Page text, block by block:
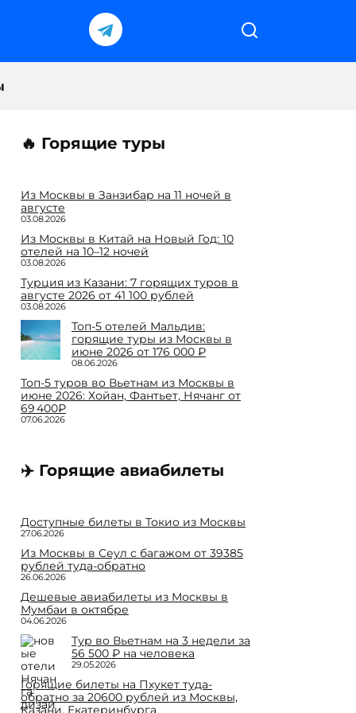
🔥 Горящие туры
Из Москвы в Занзибар на 11 ночей в
августе
03.08.2026
Из Москвы в Китай на Новый Год: 10
отелей на 10–12 ночей
03.08.2026
Турция из Казани: 7 горящих туров в
августе 2026 от 41 100 рублей
03.08.2026
Топ-5 отелей Мальдив:
горящие туры из Москвы в
июне 2026 от 176 000 ₽
08.06.2026
Топ-5 туров во Вьетнам из Москвы в
июне 2026: Хойан, Фантьет, Нячанг от
69 400₽
07.06.2026
✈️ Горящие авиабилеты
Доступные билеты в Токио из Москвы
27.06.2026
Из Москвы в Сеул с багажом от 39385
рублей туда-обратно
26.06.2026
Дешевые авиабилеты из Москвы в
Мумбаи в октябре
04.06.2026
Тур во Вьетнам на 3 недели за
56 500 ₽ на человека
29.05.2026
Горящие билеты на Пхукет туда-
обратно за 20600 рублей из Москвы,
Казани, Екатеринбурга